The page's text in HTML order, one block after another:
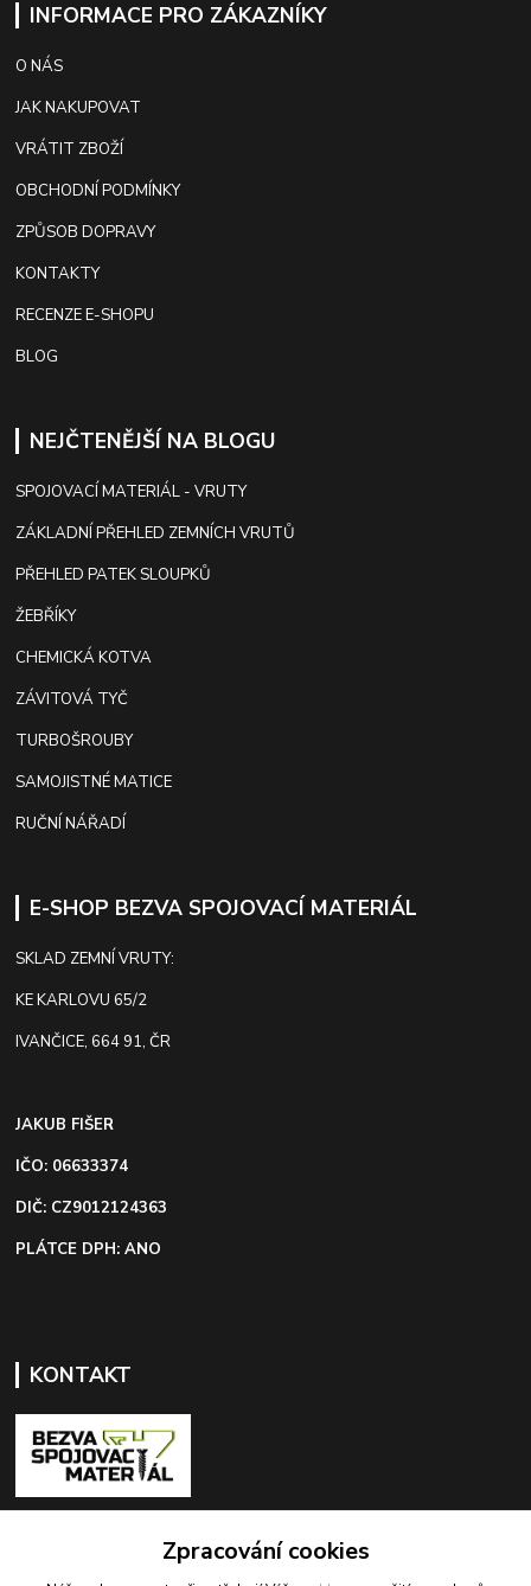
INFORMACE PRO ZÁKAZNÍKY
O NÁS
JAK NAKUPOVAT
VRÁTIT ZBOŽÍ
OBCHODNÍ PODMÍNKY
ZPŮSOB DOPRAVY
KONTAKTY
RECENZE E-SHOPU
BLOG
NEJČTENĚJŠÍ NA BLOGU
SPOJOVACÍ MATERIÁL - VRUTY
ZÁKLADNÍ PŘEHLED ZEMNÍCH VRUTŮ
PŘEHLED PATEK SLOUPKŮ
ŽEBŘÍKY
CHEMICKÁ KOTVA
ZÁVITOVÁ TYČ
TURBOŠROUBY
SAMOJISTNÉ MATICE
RUČNÍ NÁŘADÍ
E-SHOP BEZVA SPOJOVACÍ MATERIÁL
SKLAD ZEMNÍ VRUTY:
KE KARLOVU 65/2
IVANČICE, 664 91, ČR
JAKUB FIŠER
IČO: 06633374
DIČ: CZ9012124363
PLÁTCE DPH: ANO
KONTAKT
+420 603 418 822Zpracování cookies